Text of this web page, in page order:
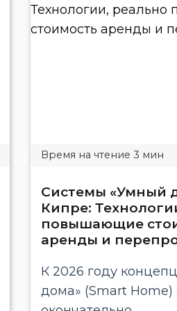
Системы «Умный
Кипре:
повышающие
аренды и
К 2026 году
дома» (Smart Home)